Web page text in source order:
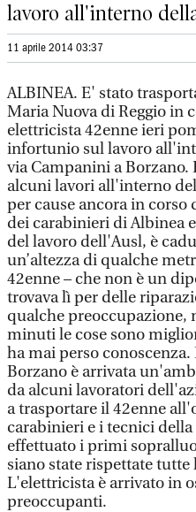
lavoro all'interno
11 aprile 2014 03:37
ALBINEA. E' stato
Maria Nuova di Reggio in
elettricista 42enne ieri
infortunio sul lavoro
via Campanini a
alcuni lavori all'interno
per cause ancora in
dei carabinieri di Albinea
del lavoro dell'Ausl, è
un’altezza di qualche
42enne – che non è un
trovava lì per delle
qualche preoccupazione,
minuti le cose sono
ha mai perso
Borzano è arrivata
da alcuni lavoratori
a trasportare il 42enne
carabinieri e i tecnici
effettuato i primi
siano state rispettate
L'elettricista è arrivato in
preoccupanti.